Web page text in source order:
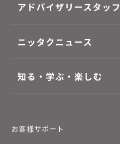
アドバイザリースタッフ
ニッタクニュース
知る・学ぶ・楽しむ
お客様サポート